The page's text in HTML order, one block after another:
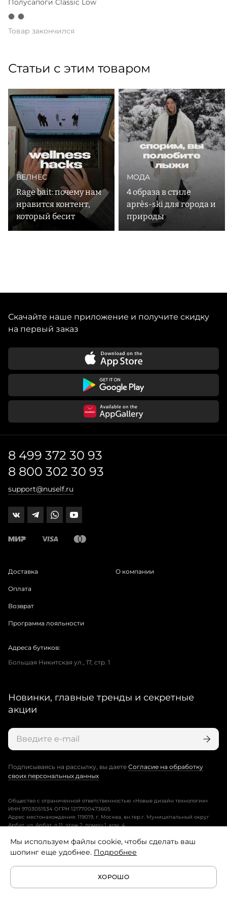
Полусапоги Classic Low
Товар закончился
Статьи с этим товаром
ВЕЛНЕС
Rage bait: почему нам
нравится контент,
который бесит
МОДА
4 образа в стиле
après-ski для города и
природы
Скачайте наше приложение и получите скидку
на первый заказ
8 499 372 30 93
8 800 302 30 93
support@nuself.ru
Доставка
Оплата
Возврат
Программа лояльности
О компании
Адреса бутиков:
Большая Никитская ул., 17, стр. 1
Новинки, главные тренды и секретные
акции
Подписываясь на рассылку, вы даете Согласие на обработку
своих персональных данных
Общество с ограниченной ответственностью «Новые дизайн технологии»
ИНН 9703051534 ОГРН 1217700473605
Адрес местонахождения: 119019, г. Москва, вн.тер.г. Муниципальный округ
Арбат, ул. Арбат, д.11, этаж 2, помещ.1, ком. 4.
Пользовательское соглашение
Политика конфиденциальности
Условия программы лояльности
Мы используем файлы cookie, чтобы сделать ваш
шопинг еще удобнее. Подробнее
ХОРОШО